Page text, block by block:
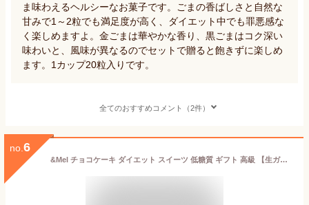
ま味わえるヘルシーなお菓子です。ごまの香ばしさと自然な
甘みで1～2粒でも満足度が高く、ダイエット中でも罪悪感な
く楽しめますよ。金ごまは華やかな香り、黒ごまはコク深い
味わいと、風味が異なるのでセットで贈ると飽きずに楽しめ
ます。1カップ20粒入りです。
全てのおすすめコメント（2件）
no. 6
&Mel チョコケーキ ダイエット スイーツ 低糖質 ギフト 高級 【生ガトーショコラと濃厚ショコラテリーヌセット商品×グルテンフリー×冷凍】